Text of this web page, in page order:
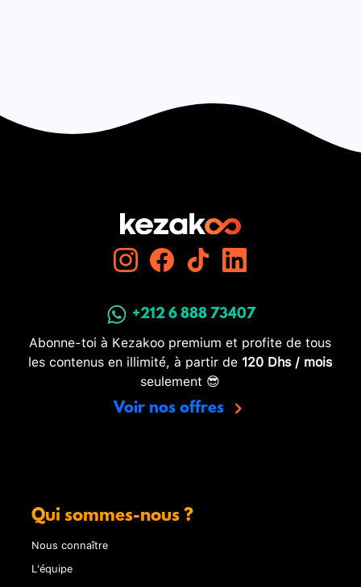
+212 6 888 73407
Abonne-toi à Kezakoo premium et profite de tous
les contenus en illimité, à partir de 120 Dhs / mois
seulement 😎
Voir nos offres
Qui sommes-nous ?
Nous connaître
L'équipe